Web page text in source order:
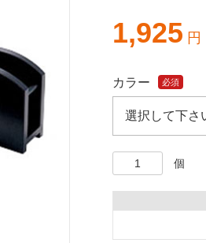
1,925 円
カラー 必須
個